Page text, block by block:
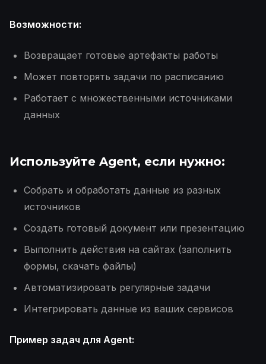
Возможности:
Возвращает готовые артефакты работы
Может повторять задачи по расписанию
Работает с множественными источниками
данных
Используйте Agent, если нужно:
Собрать и обработать данные из разных
источников
Создать готовый документ или презентацию
Выполнить действия на сайтах (заполнить
формы, скачать файлы)
Автоматизировать регулярные задачи
Интегрировать данные из ваших сервисов
Пример задач для Agent: